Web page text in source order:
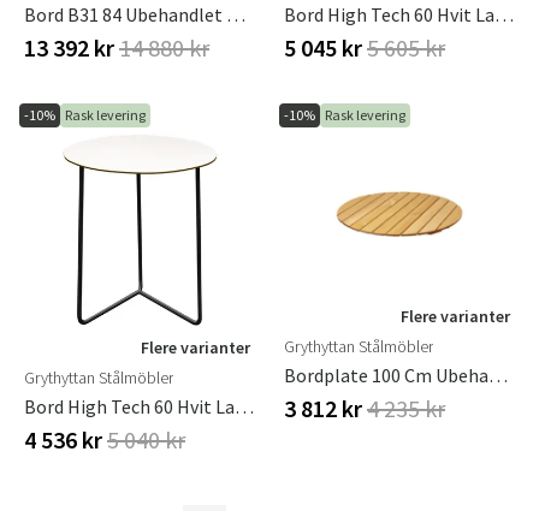
Bord B31 84 Ubehandlet Teak / Galvanisert Sink Stativ Grythyttan Stålmöbler
13 392 kr14 880 kr
Bord High Tech 60 Hvit Laminat / Svart Stativ
5 045 kr5 605 kr
-10% Rask levering
Flere varianter
Grythyttan Stålmöbler
Bord High Tech 60 Hvit Laminat / Svart Stativ Ø 60 Cm Grythyttan Stålmöbler
4 536 kr5 040 kr
-10% Rask levering
Flere varianter
Grythyttan Stålmöbler
Bordplate 100 Cm Ubehandlet Furu
3 812 kr4 235 kr